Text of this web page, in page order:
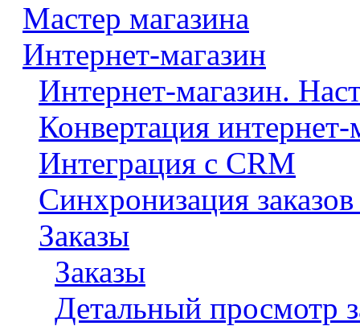
Мастер магазина
Интернет-магазин
Интернет-магазин.
Конвертация интернет-
Интеграция с CRM
Синхронизация
Заказы
Заказы
Детальный просмотр